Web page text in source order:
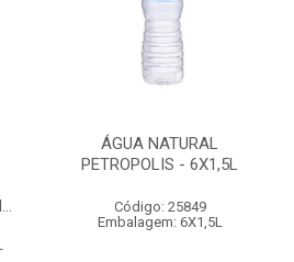
ÁGUA NATURAL
PETROPOLIS - 6X1,5L
Código: 25849
Embalagem: 6X1,5L